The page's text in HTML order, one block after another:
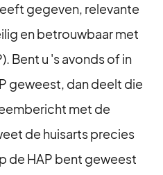
gegeven, relevante
en betrouwbaar met
Bent u 's avonds of in
geweest, dan deelt die
met de
de huisarts precies
de HAP bent geweest